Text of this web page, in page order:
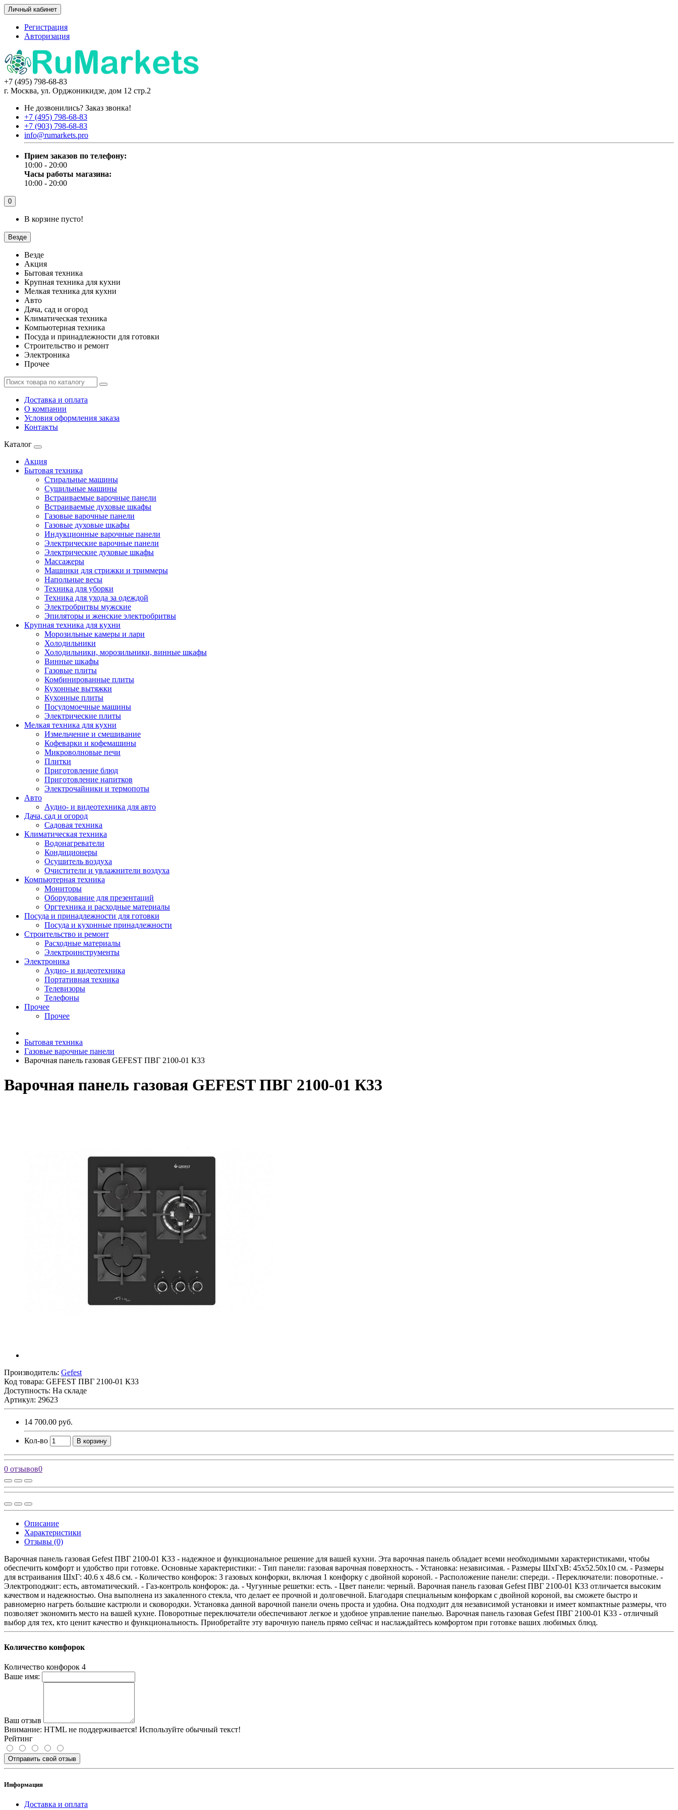
Личный кабинет
Регистрация
Авторизация
+7 (495) 798-68-83
г. Москва, ул. Орджоникидзе, дом 12 стр.2
Не дозвонились? Заказ звонка!
+7 (495) 798-68-83
+7 (903) 798-68-83
info@rumarkets.pro
Прием заказов по телефону:
10:00 - 20:00
Часы работы магазина:
10:00 - 20:00
0
В корзине пусто!
Везде
Везде
Акция
Бытовая техника
Крупная техника для кухни
Мелкая техника для кухни
Авто
Дача, сад и огород
Климатическая техника
Компьютерная техника
Посуда и принадлежности для готовки
Строительство и ремонт
Электроника
Прочее
Доставка и оплата
О компании
Условия оформления заказа
Контакты
Каталог
Акция
Бытовая техника
Стиральные машины
Сушильные машины
Встраиваемые варочные панели
Встраиваемые духовые шкафы
Газовые варочные панели
Газовые духовые шкафы
Индукционные варочные панели
Электрические варочные панели
Электрические духовые шкафы
Массажеры
Машинки для стрижки и триммеры
Напольные весы
Техника для уборки
Техника для ухода за одеждой
Электробритвы мужские
Эпиляторы и женские электробритвы
Крупная техника для кухни
Морозильные камеры и лари
Холодильники
Холодильники, морозильники, винные шкафы
Винные шкафы
Газовые плиты
Комбинированные плиты
Кухонные вытяжки
Кухонные плиты
Посудомоечные машины
Электрические плиты
Мелкая техника для кухни
Измельчение и смешивание
Кофеварки и кофемашины
Микроволновые печи
Плитки
Приготовление блюд
Приготовление напитков
Электрочайники и термопоты
Авто
Аудио- и видеотехника для авто
Дача, сад и огород
Садовая техника
Климатическая техника
Водонагреватели
Кондиционеры
Осушитель воздуха
Очистители и увлажнители воздуха
Компьютерная техника
Мониторы
Оборудование для презентаций
Оргтехника и расходные материалы
Посуда и принадлежности для готовки
Посуда и кухонные принадлежности
Строительство и ремонт
Расходные материалы
Электроинструменты
Электроника
Аудио- и видеотехника
Портативная техника
Телевизоры
Телефоны
Прочее
Прочее
Бытовая техника
Газовые варочные панели
Варочная панель газовая GEFEST ПВГ 2100-01 К33
Варочная панель газовая GEFEST ПВГ 2100-01 К33
Производитель: Gefest
Код товара: GEFEST ПВГ 2100-01 К33
Доступность: На складе
Артикул: 29623
14 700.00 руб.
Кол-во В корзину
0 отзывов0
Описание
Характеристики
Отзывы (0)
Варочная панель газовая Gefest ПВГ 2100-01 К33 - надежное и функциональное решение для вашей кухни. Эта варочная панель обладает всеми необходимыми характеристиками, чтобы
обеспечить комфорт и удобство при готовке. Основные характеристики: - Тип панели: газовая варочная поверхность. - Установка: независимая. - Размеры ШхГхВ: 45х52.50х10 см. - Размеры
для встраивания ШхГ: 40.6 x 48.6 см. - Количество конфорок: 3 газовых конфорки, включая 1 конфорку с двойной короной. - Расположение панели: спереди. - Переключатели: поворотные. -
Электроподжиг: есть, автоматический. - Газ-контроль конфорок: да. - Чугунные решетки: есть. - Цвет панели: черный. Варочная панель газовая Gefest ПВГ 2100-01 К33 отличается высоким
качеством и надежностью. Она выполнена из закаленного стекла, что делает ее прочной и долговечной. Благодаря специальным конфоркам с двойной короной, вы сможете быстро и
равномерно нагреть большие кастрюли и сковородки. Установка данной варочной панели очень проста и удобна. Она подходит для независимой установки и имеет компактные размеры, что
позволяет экономить место на вашей кухне. Поворотные переключатели обеспечивают легкое и удобное управление панелью. Варочная панель газовая Gefest ПВГ 2100-01 К33 - отличный
выбор для тех, кто ценит качество и функциональность. Приобретайте эту варочную панель прямо сейчас и наслаждайтесь комфортом при готовке ваших любимых блюд.
Количество конфорок
Количество конфорок 4
Ваше имя:
Ваш отзыв
Внимание: HTML не поддерживается! Используйте обычный текст!
Рейтинг
Отправить свой отзыв
Информация
Доставка и оплата